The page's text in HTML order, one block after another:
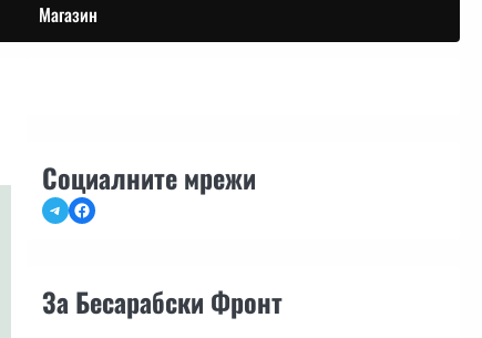
Магазин
Социалните мрежи
TelegramFacebook
За Бесарабски Фронт